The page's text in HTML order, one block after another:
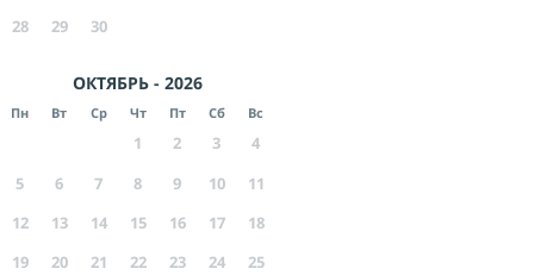
28
29 30
ОКТЯБРЬ - 2026
Пн Вт Ср Чт Пт Сб Вс
1 2 3
4
5
6 7 8 9 10
11
12
13 14 15 16 17
18
19
20 21 22 23 24
25